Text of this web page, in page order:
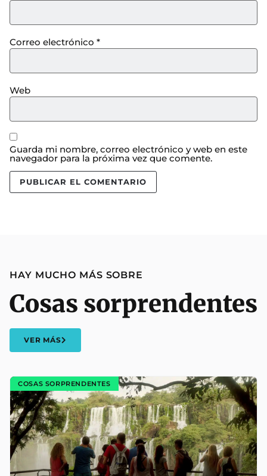
Correo electrónico *
Web
Guarda mi nombre, correo electrónico y web en este
navegador para la próxima vez que comente.
HAY MUCHO MÁS SOBRE
Cosas sorprendentes
VER MÁS
COSAS SORPRENDENTES